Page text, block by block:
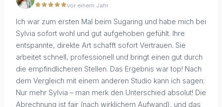
vor einem Jahr
Ich war zum ersten Mal beim Sugaring und habe mich bei
Sylvia sofort wohl und gut aufgehoben gefühlt. Ihre
entspannte, direkte Art schafft sofort Vertrauen. Sie
arbeitet schnell, professionell und bringt einen gut durch
die empfindlicheren Stellen. Das Ergebnis war top! Nach
dem Vergleich mit einem anderen Studio kann ich sagen:
Nur mehr Sylvia – man merk den Unterschied absolut! Die
Abrechnung ist fair (nach wirklichem Aufwand), und das